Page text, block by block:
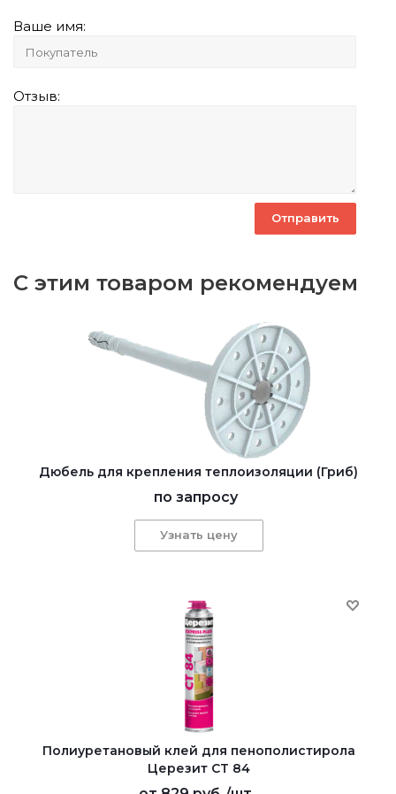
Ваше имя:
Отзыв:
С этим товаром рекомендуем
Дюбель для крепления теплоизоляции (Гриб)
по запросу
Узнать цену
Полиуретановый клей для пенополистирола
Церезит CT 84